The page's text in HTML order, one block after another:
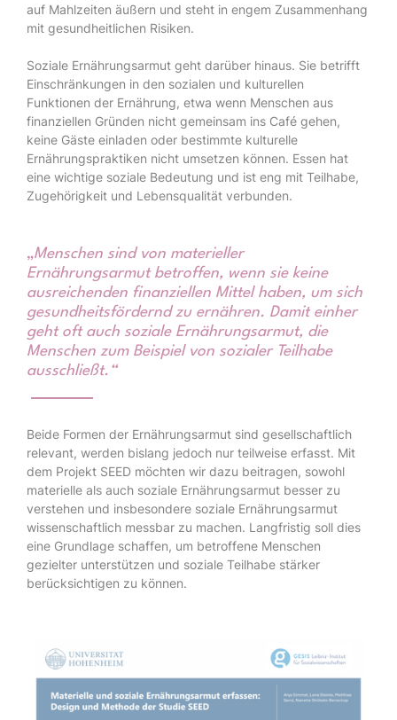
auf Mahlzeiten äußern und steht in engem Zusammenhang
mit gesundheitlichen Risiken.
Soziale Ernährungsarmut geht darüber hinaus. Sie betrifft
Einschränkungen in den sozialen und kulturellen
Funktionen der Ernährung, etwa wenn Menschen aus
finanziellen Gründen nicht gemeinsam ins Café gehen,
keine Gäste einladen oder bestimmte kulturelle
Ernährungspraktiken nicht umsetzen können. Essen hat
eine wichtige soziale Bedeutung und ist eng mit Teilhabe,
Zugehörigkeit und Lebensqualität verbunden.
„Menschen sind von materieller
Ernährungsarmut betroffen, wenn sie keine
ausreichenden finanziellen Mittel haben, um sich
gesundheitsfördernd zu ernähren. Damit einher
geht oft auch soziale Ernährungsarmut, die
Menschen zum Beispiel von sozialer Teilhabe
ausschließt.“
Beide Formen der Ernährungsarmut sind gesellschaftlich
relevant, werden bislang jedoch nur teilweise erfasst. Mit
dem Projekt SEED möchten wir dazu beitragen, sowohl
materielle als auch soziale Ernährungsarmut besser zu
verstehen und insbesondere soziale Ernährungsarmut
wissenschaftlich messbar zu machen. Langfristig soll dies
eine Grundlage schaffen, um betroffene Menschen
gezielter unterstützen und soziale Teilhabe stärker
berücksichtigen zu können.